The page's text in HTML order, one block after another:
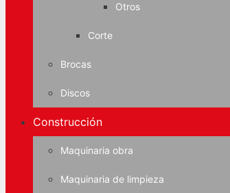
Otros
Corte
Brocas
Discos
Construcción
Maquinaria obra
Maquinaria de limpieza